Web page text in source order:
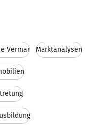
Vermar Marktanalysen